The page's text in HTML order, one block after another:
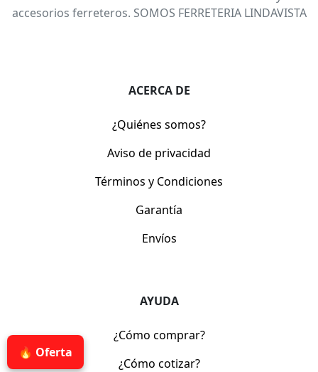
🔥 Oferta
accesorios ferreteros. SOMOS FERRETERIA LINDAVISTA
ACERCA DE
¿Quiénes somos?
Aviso de privacidad
Términos y Condiciones
Garantía
Envíos
AYUDA
¿Cómo comprar?
¿Cómo cotizar?